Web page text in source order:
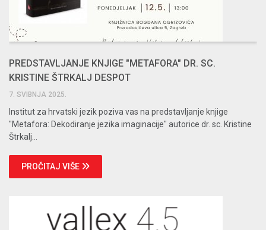
PREDSTAVLJANJE KNJIGE "METAFORA" DR. SC.
KRISTINE ŠTRKALJ DESPOT
7. SVIBNJA 2025.
Institut za hrvatski jezik poziva vas na predstavljanje knjige
"Metafora: Dekodiranje jezika imaginacije" autorice dr. sc. Kristine
Štrkalj...
PROČITAJ VIŠE